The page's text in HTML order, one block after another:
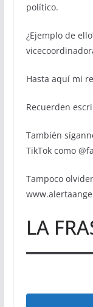
político.
¿Ejemplo de
Hasta aquí mi
Recuerden
También
TikTok como
Tampoco
LA